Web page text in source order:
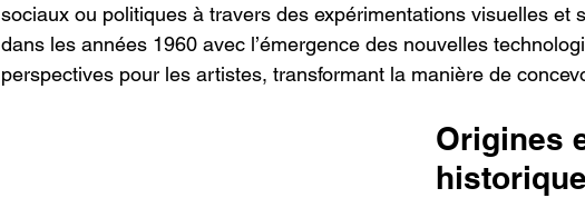
sociaux ou politiques à travers des expérimentations visuelles et
dans les années 1960 avec l’émergence des nouvelles
perspectives pour les artistes, transformant la manière de
Origines